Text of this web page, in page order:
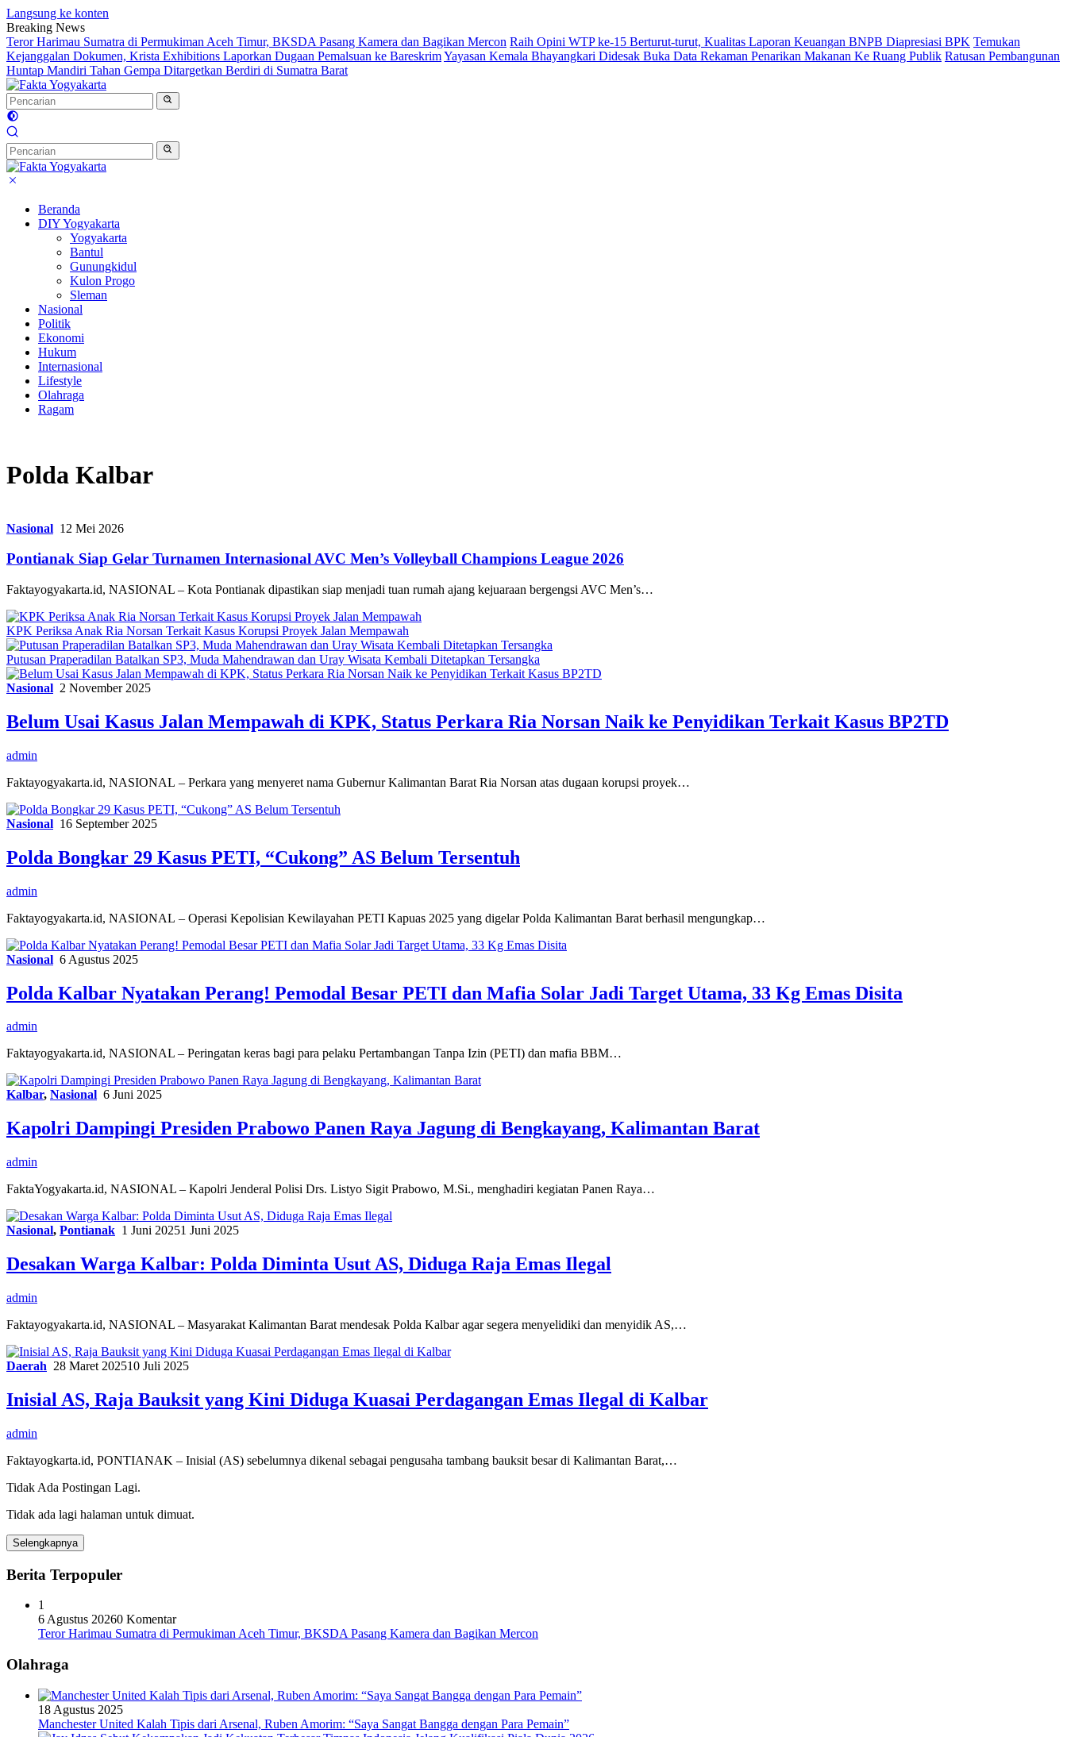
Langsung ke konten
Breaking News
Teror Harimau Sumatra di Permukiman Aceh Timur, BKSDA Pasang Kamera dan Bagikan Mercon Raih Opini WTP ke-15 Berturut-turut, Kualitas Laporan Keuangan BNPB Diapresiasi BPK Temukan
Kejanggalan Dokumen, Krista Exhibitions Laporkan Dugaan Pemalsuan ke BareskrimYayasan Kemala Bhayangkari Didesak Buka Data Rekaman Penarikan Makanan Ke Ruang Publik Ratusan Pembangunan
Huntap Mandiri Tahan Gempa Ditargetkan Berdiri di Sumatra Barat
Beranda
DIY Yogyakarta
Yogyakarta
Bantul
Gunungkidul
Kulon Progo
Sleman
Nasional
Politik
Ekonomi
Hukum
Internasional
Lifestyle
Olahraga
Ragam
Polda Kalbar
Nasional 12 Mei 2026
Pontianak Siap Gelar Turnamen Internasional AVC Men’s Volleyball Champions League 2026
Faktayogyakarta.id, NASIONAL – Kota Pontianak dipastikan siap menjadi tuan rumah ajang kejuaraan bergengsi AVC Men’s…
KPK Periksa Anak Ria Norsan Terkait Kasus Korupsi Proyek Jalan Mempawah
Putusan Praperadilan Batalkan SP3, Muda Mahendrawan dan Uray Wisata Kembali Ditetapkan Tersangka
Nasional 2 November 2025
Belum Usai Kasus Jalan Mempawah di KPK, Status Perkara Ria Norsan Naik ke Penyidikan Terkait Kasus BP2TD
admin
Faktayogyakarta.id, NASIONAL – Perkara yang menyeret nama Gubernur Kalimantan Barat Ria Norsan atas dugaan korupsi proyek…
Nasional 16 September 2025
Polda Bongkar 29 Kasus PETI, “Cukong” AS Belum Tersentuh
admin
Faktayogyakarta.id, NASIONAL – Operasi Kepolisian Kewilayahan PETI Kapuas 2025 yang digelar Polda Kalimantan Barat berhasil mengungkap…
Nasional 6 Agustus 2025
Polda Kalbar Nyatakan Perang! Pemodal Besar PETI dan Mafia Solar Jadi Target Utama, 33 Kg Emas Disita
admin
Faktayogyakarta.id, NASIONAL – Peringatan keras bagi para pelaku Pertambangan Tanpa Izin (PETI) dan mafia BBM…
Kalbar, Nasional 6 Juni 2025
Kapolri Dampingi Presiden Prabowo Panen Raya Jagung di Bengkayang, Kalimantan Barat
admin
FaktaYogyakarta.id, NASIONAL – Kapolri Jenderal Polisi Drs. Listyo Sigit Prabowo, M.Si., menghadiri kegiatan Panen Raya…
Nasional, Pontianak 1 Juni 20251 Juni 2025
Desakan Warga Kalbar: Polda Diminta Usut AS, Diduga Raja Emas Ilegal
admin
Faktayogyakarta.id, NASIONAL – Masyarakat Kalimantan Barat mendesak Polda Kalbar agar segera menyelidiki dan menyidik AS,…
Daerah 28 Maret 202510 Juli 2025
Inisial AS, Raja Bauksit yang Kini Diduga Kuasai Perdagangan Emas Ilegal di Kalbar
admin
Faktayogkarta.id, PONTIANAK – Inisial (AS) sebelumnya dikenal sebagai pengusaha tambang bauksit besar di Kalimantan Barat,…
Tidak Ada Postingan Lagi.
Tidak ada lagi halaman untuk dimuat.
Selengkapnya
Berita Terpopuler
1
6 Agustus 20260 Komentar
Teror Harimau Sumatra di Permukiman Aceh Timur, BKSDA Pasang Kamera dan Bagikan Mercon
Olahraga
18 Agustus 2025
Manchester United Kalah Tipis dari Arsenal, Ruben Amorim: “Saya Sangat Bangga dengan Para Pemain”